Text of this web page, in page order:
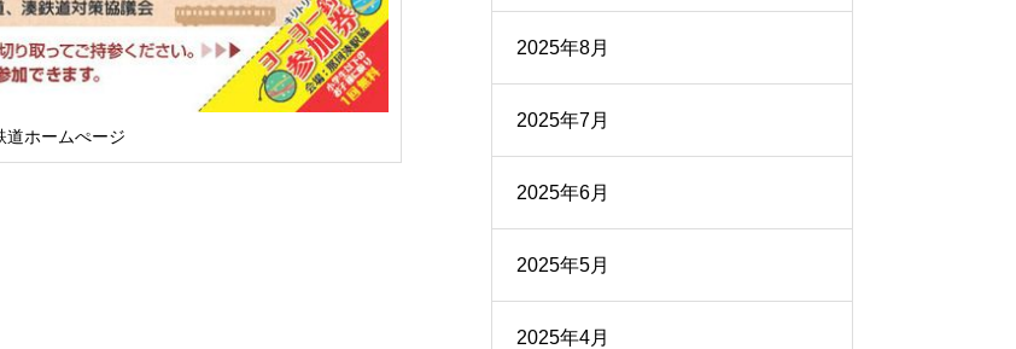
道ホームぺージ
2025年8月
2025年7月
2025年6月
2025年5月
2025年4月